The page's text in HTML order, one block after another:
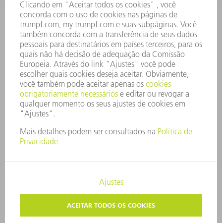
RELATÓRIO FINANCEIRO ANUAL
PRINCÍPIOS EMPRESARIAIS
COMPLIANCE
SISTEMA DE DENÚNCIAS
SEGURANÇA
COMUNICADOS À IMPRENSA
REVISTAS
SUSTENTABILIDADE
MEIO AMBIENTE E CLIMA
SOCIAL E CORPORATIVO
ADMINISTRAÇÃO EMPRESARIAL
PROTEÇÃO DE DADOS
COPYRIGHT E MARCA REGISTRADA
CONFIGURAÇÕES DE PRIVACIDADE